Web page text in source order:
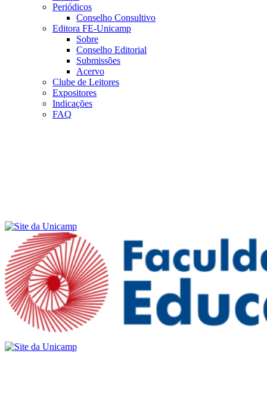
Periódicos
Conselho Consultivo
Editora FE-Unicamp
Sobre
Conselho Editorial
Submissões
Acervo
Clube de Leitores
Expositores
Indicações
FAQ